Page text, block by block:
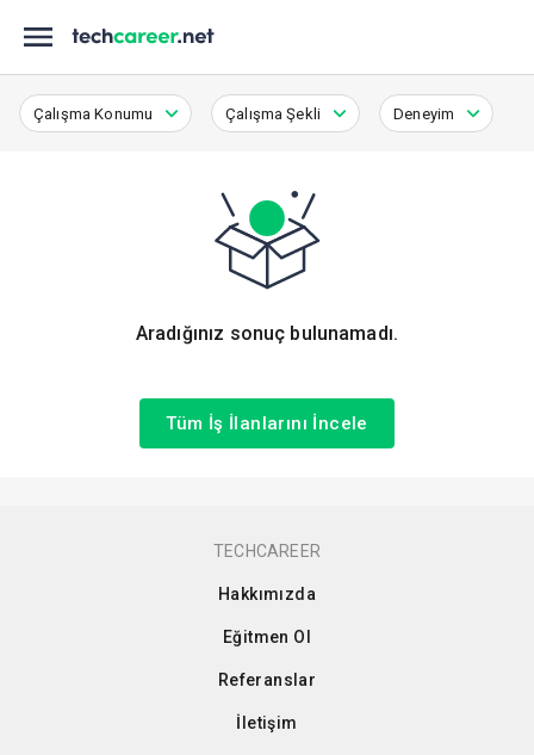
Çalışma Konumu Çalışma Şekli Deneyim
Aradığınız sonuç bulunamadı.
Tüm İş İlanlarını İncele
TECHCAREER
Hakkımızda
Eğitmen Ol
Referanslar
İletişim